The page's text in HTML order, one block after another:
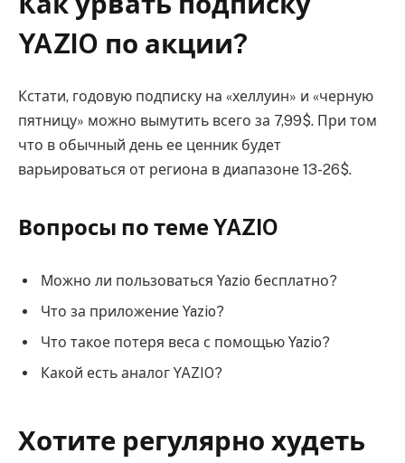
YAZIO по акции?
Кстати, годовую подписку на «хеллуин» и «черную
пятницу» можно вымутить всего за 7,99$. При том
что в обычный день ее ценник будет
варьироваться от региона в диапазоне 13-26$.
Вопросы по теме YAZIO
Можно ли пользоваться Yazio бесплатно?
Что за приложение Yazio?
Что такое потеря веса с помощью Yazio?
Какой есть аналог YAZIO?
Хотите регулярно худеть